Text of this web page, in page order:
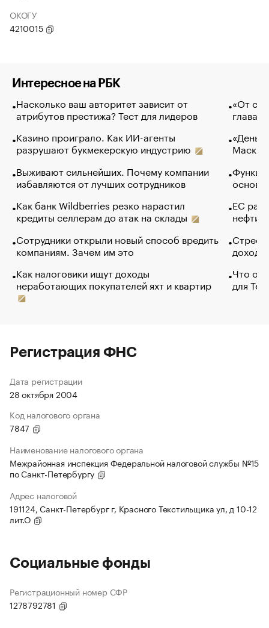
ОКОГУ
4210015
Интересное на РБК
Насколько ваш авторитет зависит от
атрибутов престижа? Тест для лидеров
Казино проиграло. Как ИИ-агенты
разрушают букмекерскую индустрию
Выживают сильнейших. Почему компании
избавляются от лучших сотрудников
Как банк Wildberries резко нарастил
кредиты селлерам до атак на склады
Сотрудники открыли новый способ вредить
компаниям. Зачем им это
Как налоговики ищут доходы
неработающих покупателей яхт и квартир
«От
глава
Маск в
основ
ЕС
нефти
Что
для
Регистрация ФНС
Дата регистрации
28 октября 2004
Код налогового органа
7847
Наименование налогового органа
Межрайонная инспекция Федеральной налоговой службы №15
по Санкт-Петербургу
Адрес налоговой
191124, Санкт-Петербург г, Красного Текстильщика ул, д 10-12
лит.О
Социальные фонды
Регистрационный номер СФР
1278792781